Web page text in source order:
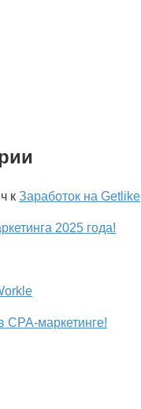
к Заработок на Getlike
2025 года!
CPA-маркетинге!